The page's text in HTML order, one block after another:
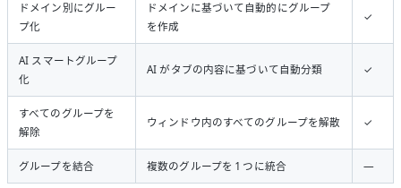
ドメイン別にグルー
プ化
ドメインに基づいて自動的にグループ
を作成
✓
AI スマートグループ
化
AI がタブの内容に基づいて自動分類 ✓
すべてのグループを
解除
ウィンドウ内のすべてのグループを解散 ✓
グループを結合 複数のグループを 1 つに統合 —